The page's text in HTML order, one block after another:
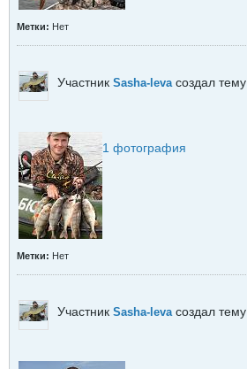
Метки: Нет
Участник Sasha-leva создал тему
1 фотография
Метки: Нет
Участник Sasha-leva создал тему